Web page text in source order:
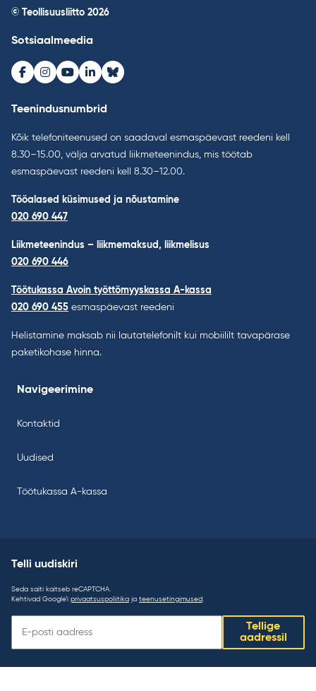
© Teollisuusliitto 2026
Sotsiaalmeedia
Facebook
Instagram
Youtube
LinkedInBluesky
Teenindusnumbrid
Kõik telefoniteenused on saadaval esmaspäevast reedeni kell
8.30–15.00, välja arvatud liikmeteenindus, mis töötab
esmaspäevast reedeni kell 8.30–12.00.
Tööalased küsimused ja nõustamine
020 690 447
Liikmeteenindus – liikmemaksud, liikmelisus
020 690 446
Töötukassa Avoin työttömyyskassa A-kassa
020 690 455 esmaspäevast reedeni
Helistamine maksab nii lautatelefonilt kui mobiililt tavapärase
paketikohase hinna.
Navigeerimine
Kontaktid
Uudised
Töötukassa A-kassa
Telli uudiskiri
Seda saiti kaitseb reCAPTCHA.
Kehtivad Google’i privaatsuspoliitika ja teenusetingimused.
uudiskiri:
Tellige
aadressil